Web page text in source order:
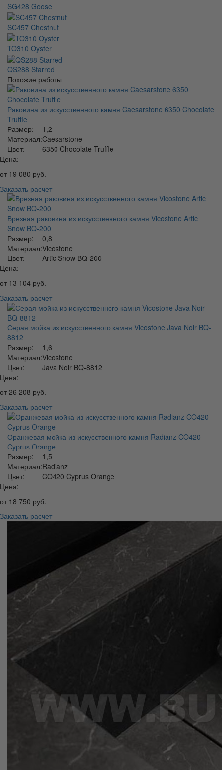
SG428 Goose
SC457 Chestnut
TO310 Oyster
QS288 Starred
Похожие работы
Раковина из искусственного камня Caesarstone 6350 Chocolate
Truffle
Размер:
1,2
Материал:Caesarstone
Цвет:
6350 Chocolate Truffle
Цена:
от 19 080 руб.
Заказать расчет
Врезная раковина из искусственного камня Vicostone Artic
Snow BQ-200
Размер:
0,8
Материал:Vicostone
Цвет:
Artic Snow BQ-200
Цена:
от 13 104 руб.
Заказать расчет
Серая мойка из искусственного камня Vicostone Java Noir BQ-
8812
Размер:
1,6
Материал:Vicostone
Цвет:
Java Noir BQ-8812
Цена:
от 26 208 руб.
Заказать расчет
Оранжевая мойка из искусственного камня Radianz CO420
Cyprus Orange
Размер:
1,5
Материал:Radianz
Цвет:
CO420 Cyprus Orange
Цена:
от 18 750 руб.
Заказать расчет